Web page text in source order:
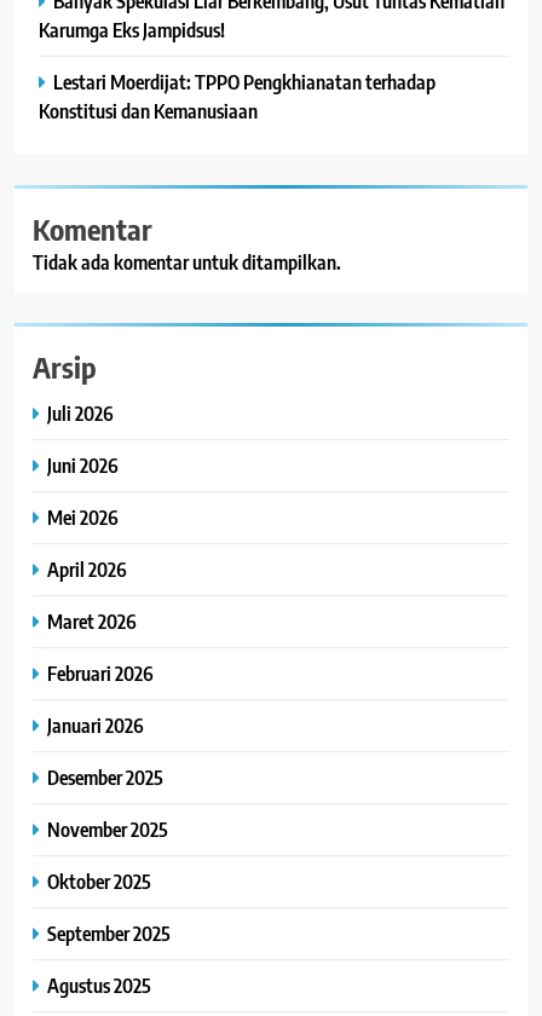
Karumga Eks Jampidsus!
Lestari Moerdijat: TPPO Pengkhianatan terhadap
Konstitusi dan Kemanusiaan
Komentar
Tidak ada komentar untuk ditampilkan.
Arsip
Juli 2026
Juni 2026
Mei 2026
April 2026
Maret 2026
Februari 2026
Januari 2026
Desember 2025
November 2025
Oktober 2025
September 2025
Agustus 2025